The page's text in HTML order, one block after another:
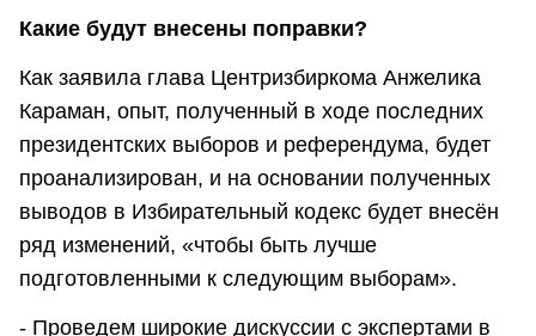
Какие будут внесены поправки?
Как заявила глава Центризбиркома Анжелика
Караман, опыт, полученный в ходе последних
президентских выборов и референдума, будет
проанализирован, и на основании полученных
выводов в Избирательный кодекс будет внесён
ряд изменений, «чтобы быть лучше
подготовленными к следующим выборам».
- Проведем широкие дискуссии с экспертами в